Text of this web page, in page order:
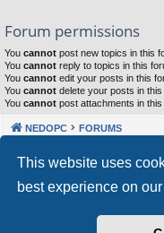
This website uses
best experience on
Forum permissions
You cannot post new topics in this
You cannot reply to topics in this
You cannot edit your posts in this
You cannot delete your posts in
You cannot post attachments in
NEDOPC FORUMS
Powered by
Our